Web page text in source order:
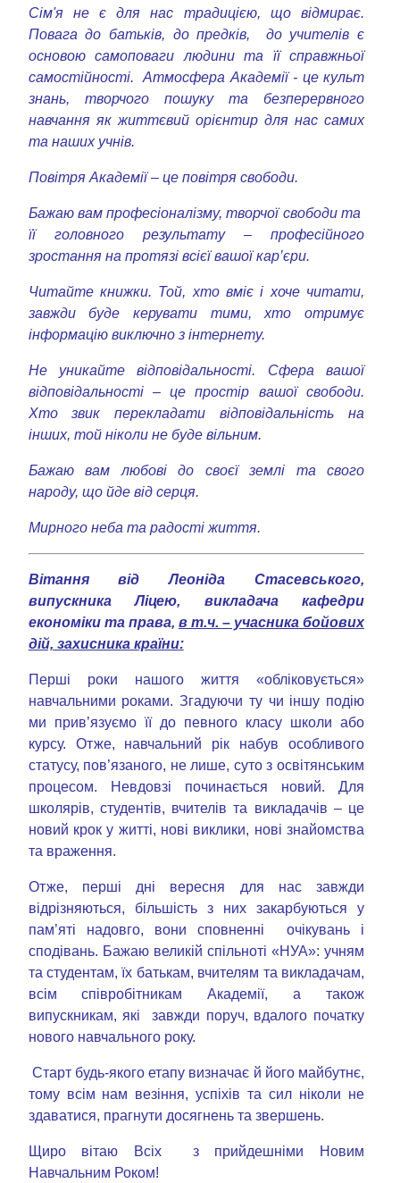
Сім'я не є для нас традицією, що відмирає.
Повага до батьків, до предків, до учителів є
основою самоповаги людини та її справжньої
самостійності. Атмосфера Академії - це культ
знань, творчого пошуку та безперервного
навчання як життєвий орієнтир для нас самих
та наших учнів.
Повітря Академії – це повітря свободи.
Бажаю вам професіоналізму, творчої свободи та
її головного результату – професійного
зростання на протязі всієї вашої кар’єри.
Читайте книжки. Той, хто вміє і хоче читати,
завжди буде керувати тими, хто отримує
інформацію виключно з інтернету.
Не уникайте відповідальності. Сфера вашої
відповідальності – це простір вашої свободи.
Хто звик перекладати відповідальність на
інших, той ніколи не буде вільним.
Бажаю вам любові до своєї землі та свого
народу, що йде від серця.
Мирного неба та радості життя.
Вітання від Леоніда Стасевського,
випускника Ліцею, викладача кафедри
економіки та права, в т.ч. – учасника бойових
дій, захисника країни:
Перші роки нашого життя «обліковується»
навчальними роками. Згадуючи ту чи іншу подію
ми прив’язуємо її до певного класу школи або
курсу. Отже, навчальний рік набув особливого
статусу, пов’язаного, не лише, суто з освітянським
процесом. Невдовзі починається новий. Для
школярів, студентів, вчителів та викладачів – це
новий крок у житті, нові виклики, нові знайомства
та враження.
Отже, перші дні вересня для нас завжди
відрізняються, більшість з них закарбуються у
пам’яті надовго, вони сповненні очікувань і
сподівань. Бажаю великій спільноті «НУА»: учням
та студентам, їх батькам, вчителям та викладачам,
всім співробітникам Академії, а також
випускникам, які завжди поруч, вдалого початку
нового навчального року.
Старт будь-якого етапу визначає й його майбутнє,
тому всім нам везіння, успіхів та сил ніколи не
здаватися, прагнути досягнень та звершень.
Щиро вітаю Всіх з прийдешніми Новим
Навчальним Роком!